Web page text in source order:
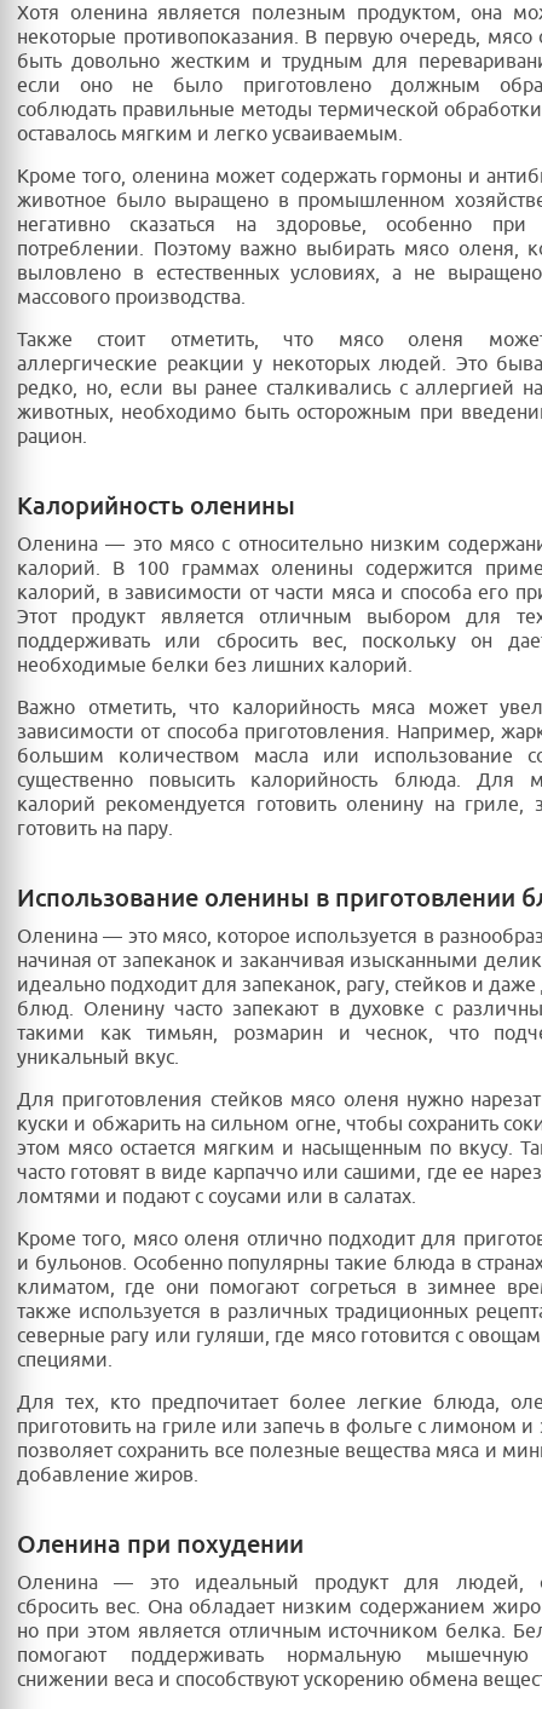
Хотя оленина является полезным продуктом, она
некоторые противопоказания. В первую очередь,
быть довольно жестким и трудным для
если оно не было приготовлено должным
соблюдать правильные методы термической
оставалось мягким и легко усваиваемым.
Кроме того, оленина может содержать гормоны и
животное было выращено в промышленном
негативно сказаться на здоровье, особенно при
потреблении. Поэтому важно выбирать мясо оленя,
выловлено в естественных условиях, а не
массового производства.
Также стоит отметить, что мясо оленя
аллергические реакции у некоторых людей. Это
редко, но, если вы ранее сталкивались с аллергией
животных, необходимо быть осторожным при
рацион.
Калорийность оленины
Оленина — это мясо с относительно низким
калорий. В 100 граммах оленины содержится
калорий, в зависимости от части мяса и способа его
Этот продукт является отличным выбором для
поддерживать или сбросить вес, поскольку он
необходимые белки без лишних калорий.
Важно отметить, что калорийность мяса может
зависимости от способа приготовления. Например,
большим количеством масла или использование
существенно повысить калорийность блюда. Для
калорий рекомендуется готовить оленину на гриле,
готовить на пару.
Использование оленины в приготовлении
Оленина — это мясо, которое используется в
начиная от запеканок и заканчивая изысканными
идеально подходит для запеканок, рагу, стейков и
блюд. Оленину часто запекают в духовке с
такими как тимьян, розмарин и чеснок, что
уникальный вкус.
Для приготовления стейков мясо оленя нужно
куски и обжарить на сильном огне, чтобы сохранить
этом мясо остается мягким и насыщенным по вкусу.
часто готовят в виде карпаччо или сашими, где ее
ломтями и подают с соусами или в салатах.
Кроме того, мясо оленя отлично подходит для
и бульонов. Особенно популярны такие блюда в
климатом, где они помогают согреться в зимнее
также используется в различных традиционных
северные рагу или гуляши, где мясо готовится с
специями.
Для тех, кто предпочитает более легкие блюда,
приготовить на гриле или запечь в фольге с лимоном
позволяет сохранить все полезные вещества мяса и
добавление жиров.
Оленина при похудении
Оленина — это идеальный продукт для людей,
сбросить вес. Она обладает низким содержанием
но при этом является отличным источником белка.
помогают поддерживать нормальную
снижении веса и способствуют ускорению обмена